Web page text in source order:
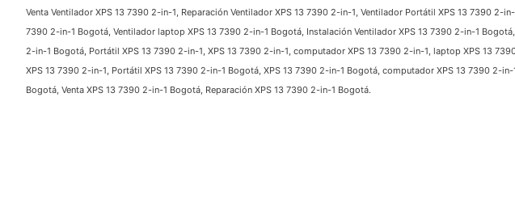
Venta Ventilador XPS 13 7390 2-in-1, Reparación Ventilador XPS 13 7390 2-in-1, Ventilador Portátil XPS 13 7390 2-
7390 2-in-1 Bogotá, Ventilador laptop XPS 13 7390 2-in-1 Bogotá, Instalación Ventilador XPS 13 7390 2-in-1
2-in-1 Bogotá, Portátil XPS 13 7390 2-in-1, XPS 13 7390 2-in-1, computador XPS 13 7390 2-in-1, laptop XPS 13
XPS 13 7390 2-in-1, Portátil XPS 13 7390 2-in-1 Bogotá, XPS 13 7390 2-in-1 Bogotá, computador XPS 13 7390 2-
Bogotá, Venta XPS 13 7390 2-in-1 Bogotá, Reparación XPS 13 7390 2-in-1 Bogotá.